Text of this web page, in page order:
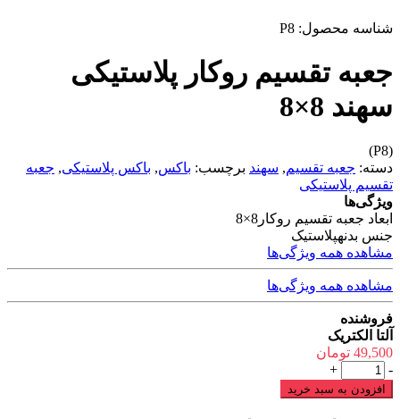
شناسه محصول: P8
جعبه تقسیم روکار پلاستیکی
سهند 8×8
(P8)
دسته: جعبه تقسیم, سهند برچسب: باکس, باکس پلاستیکی, جعبه
تقسیم پلاستیکی
ویژگی‌ها
ابعاد جعبه تقسیم روکار 8×8
جنس بدنهپلاستیک
مشاهده همه ویژگی‌ها
مشاهده همه ویژگی‌ها
فروشنده
آلتا الکتریک
49,500 تومان
جعبه
تقسیم
روکار
-
+
افزودن به سبد خرید